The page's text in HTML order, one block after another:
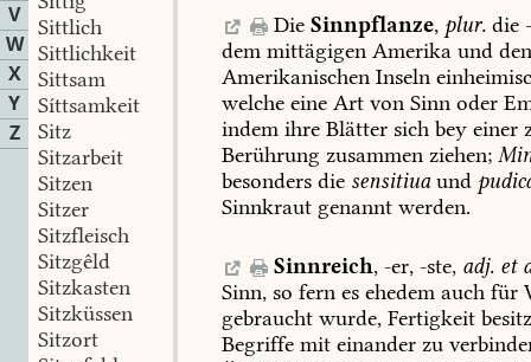
V
W
X
Y
Z
Sittlich
Sittlichkeit
Sittsam
Síttsamkeit
Sitz
Sitzarbeit
Sitzen
Sitzer
Sitzfleisch
Sitzgêld
Sitzkasten
Sitzküssen
Sitzort
Die Sinnpflanze, plur.die
dem mittägigen Amerika und
Amerikanischen Inseln
welche eine Art von Sinn oder
indem ihre Blätter sich bey einer
Berührung zusammen ziehen;
besonders die sensitiuaund
Sinnkraut genannt werden.
Sinnreich,-er,-ste, adj.et
Sinn, so fern es ehedem auch für
gebraucht wurde, Fertigkeit
Begriffe mit einander zu